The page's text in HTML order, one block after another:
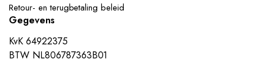
Retour- en terugbetaling beleid
Gegevens
KvK 64922375
BTW NL806787363B01